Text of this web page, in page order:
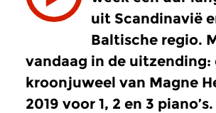
uit Scandinavië
Baltische regio.
vandaag in de uitzending:
kroonjuweel van Magne
2019 voor 1, 2 en 3 piano’s.